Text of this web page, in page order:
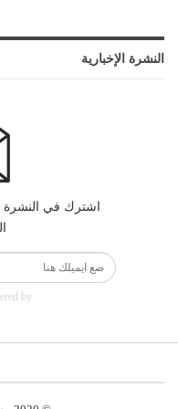
النشرة الإخبارية
اشترك في النشرة
by